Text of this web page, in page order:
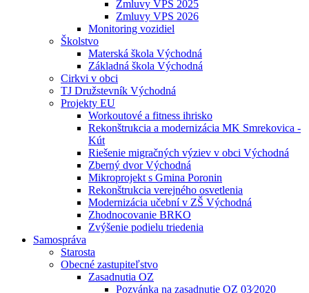
Zmluvy VPS 2025
Zmluvy VPS 2026
Monitoring vozidiel
Školstvo
Materská škola Východná
Základná škola Východná
Cirkvi v obci
TJ Družstevník Východná
Projekty EU
Workoutové a fitness ihrisko
Rekonštrukcia a modernizácia MK Smrekovica -
Kút
Riešenie migračných výziev v obci Východná
Zberný dvor Východná
Mikroprojekt s Gmina Poronin
Rekonštrukcia verejného osvetlenia
Modernizácia učební v ZŠ Východná
Zhodnocovanie BRKO
Zvýšenie podielu triedenia
Samospráva
Starosta
Obecné zastupiteľstvo
Zasadnutia OZ
Pozvánka na zasadnutie OZ 03⁄2020